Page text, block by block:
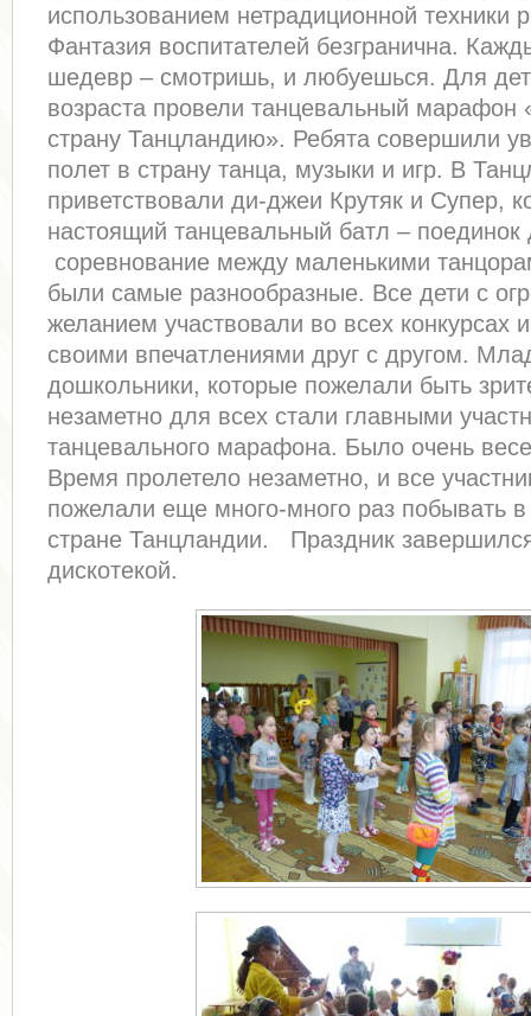
использованием нетрадиционной техники
Фантазия воспитателей безгранична.
шедевр – смотришь, и любуешься. Для
возраста провели танцевальный марафон
страну Танцландию». Ребята совершили
полет в страну танца, музыки и игр. В
приветствовали ди-джеи Крутяк и Супер,
настоящий танцевальный батл – поединок
соревнование между маленькими
были самые разнообразные. Все дети с
желанием участвовали во всех конкурсах
своими впечатлениями друг с другом.
дошкольники, которые пожелали быть
незаметно для всех стали главными
танцевального марафона. Было очень
Время пролетело незаметно, и все
пожелали еще много-много раз побывать в
стране Танцландии. Праздник
дискотекой.